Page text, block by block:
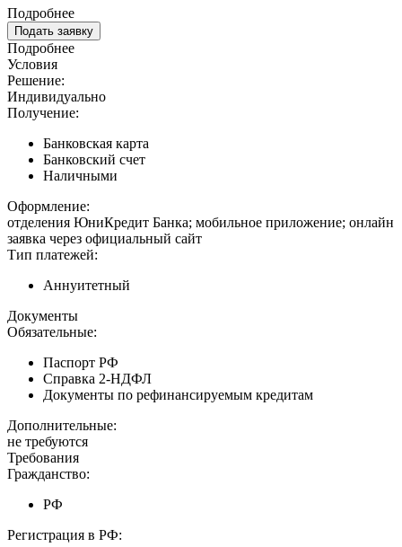
Подробнее
Подать заявку
Подробнее
Условия
Решение:
Индивидуально
Получение:
Банковская карта
Банковский счет
Наличными
Оформление:
отделения ЮниКредит Банка; мобильное приложение; онлайн
заявка через официальный сайт
Тип платежей:
Аннуитетный
Документы
Обязательные:
Паспорт РФ
Справка 2-НДФЛ
Документы по рефинансируемым кредитам
Дополнительные:
не требуются
Требования
Гражданство:
РФ
Регистрация в РФ: